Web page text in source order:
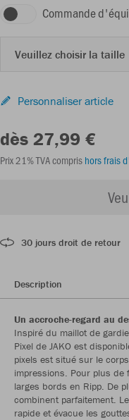
Commande
Veuillez choisir la taille
Personnaliser article
dès 27,99 €
Prix 21% TVA compris hors frais
30 jours droit de retour
Description
Un accroche-regard au
Inspiré du maillot de
Pixel de JAKO est
pixels est situé sur le
impressions. Pour plus
larges bords en Ripp. De
combinent parfaitement.
rapide et évacue les